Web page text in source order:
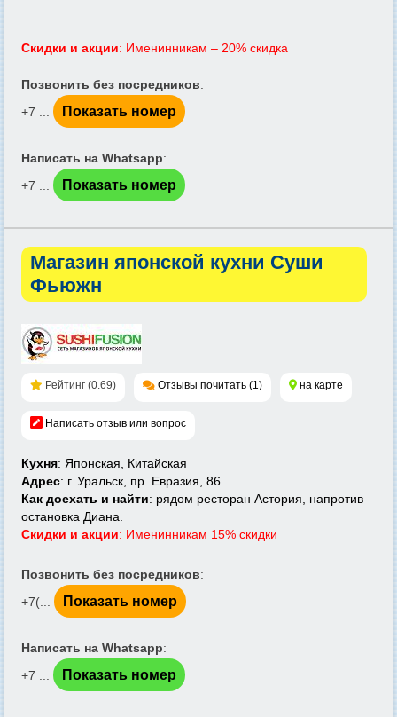
Скидки и акции: Именинникам – 20% скидка
Позвонить без посредников:
+7 ...
Показать номер
Написать на Whatsapp:
+7 ...
Показать номер
Магазин японской кухни Суши
Фьюжн
Рейтинг (0.69) Отзывы почитать (1) на карте
Написать отзыв или вопрос
Кухня: Японская, Китайская
Адрес: г. Уральск, пр. Евразия, 86
Как доехать и найти: рядом ресторан Астория, напротив
остановка Диана.
Скидки и акции: Именинникам 15% скидки
Позвонить без посредников:
+7(...
Показать номер
Написать на Whatsapp:
+7 ...
Показать номер